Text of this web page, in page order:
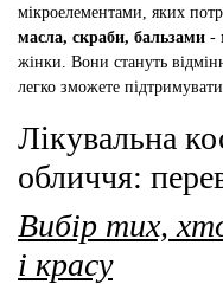
мікроелементами, яких
масла, скраби, бальзами -
жінки. Вони стануть
легко зможете
Лікувальна
обличчя:
Вибір тих,
і красу